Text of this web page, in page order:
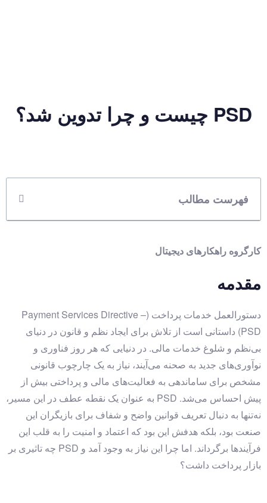
PSD چیست و چرا تدوین شد؟
فهرست مطالب
کارگروه راهکارهای دیجیتال
مقدمه
دستورالعمل خدمات پرداخت (Payment Services Directive –
PSD) داستانی است از تلاش برای ایجاد نظم و قانون در دنیای
بی‌نظم و شلوغ خدمات مالی. در دنیایی که هر روز فناوری و
نوآوری‌های جدید به صحنه می‌آیند، نیاز به یک چارچوب قانونی
مشخص برای ساماندهی به فعالیت‌های مالی و پرداختی بیش از
پیش احساس می‌شد. PSD به عنوان یک نقطه عطف در این مسیر،
نه‌تنها به دنبال تعریف قوانین واضح و شفاف برای بازیگران این
صنعت بود، بلکه هدفش این بود که اعتماد و امنیت را به قلب این
فرآیندها برگرداند. اما چرا این نیاز به وجود آمد و PSD چه تاثیری بر
بازار پرداخت داشت؟